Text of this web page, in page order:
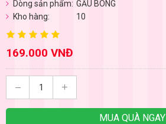
Dòng sản phẩm: GẤU BÔNG
Kho hàng:
10
169.000 VNĐ
MUA QUÀ NGAY